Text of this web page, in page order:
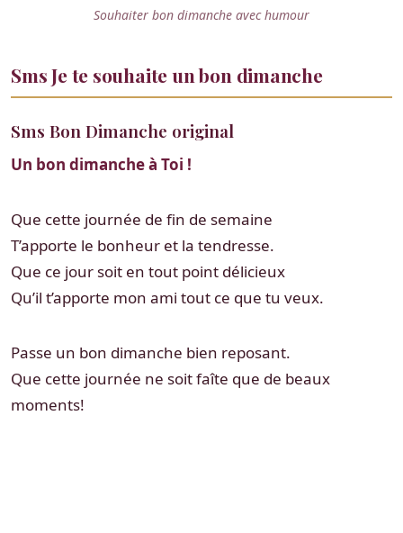
Souhaiter bon dimanche avec humour
Sms Je te souhaite un bon dimanche
Sms Bon Dimanche original
Un bon dimanche à Toi !
Que cette journée de fin de semaine
T’apporte le bonheur et la tendresse.
Que ce jour soit en tout point délicieux
Qu’il t’apporte mon ami tout ce que tu veux.
Passe un bon dimanche bien reposant.
Que cette journée ne soit faîte que de beaux
moments!